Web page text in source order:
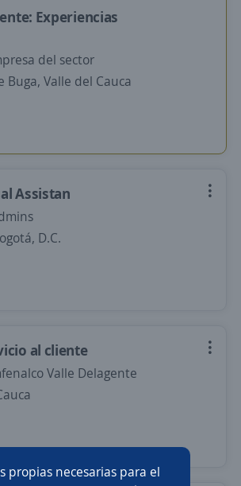
propias necesarias para el
Experiencias
del sector
Buga, Valle del Cauca
Assistan
D.C.
al cliente
Valle Delagente